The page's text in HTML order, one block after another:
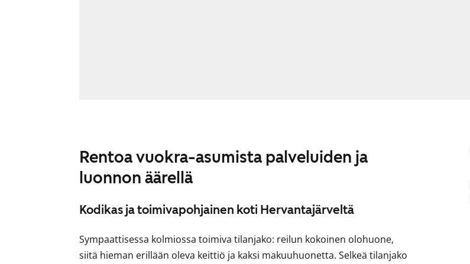
Rentoa vuokra-asumista palveluiden ja
luonnon äärellä
Kodikas ja toimivapohjainen koti Hervantajärveltä
Sympaattisessa kolmiossa toimiva tilanjako: reilun kokoinen olohuone,
siitä hieman erillään oleva keittiö ja kaksi makuuhuonetta. Selkeä tilanjako